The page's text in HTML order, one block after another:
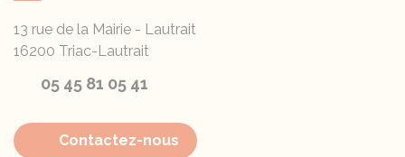
13 rue de la Mairie - Lautrait
16200 Triac-Lautrait
05 45 81 05 41
Contactez-nous